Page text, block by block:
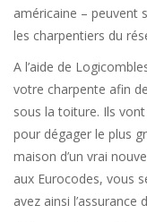
américaine – peuvent
les charpentiers du
A l’aide de
votre charpente afin
sous la toiture. Ils
pour dégager le plus
maison d’un vrai
aux Eurocodes, vous
avez ainsi l’assurance